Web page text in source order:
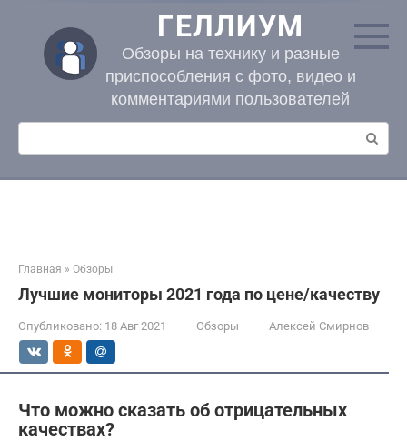
контенту
ГЕЛЛИУМ
Обзоры на технику и разные
приспособления с фото, видео и
комментариями пользователей
Поиск:
Главная » Обзоры
Лучшие мониторы 2021 года по цене/качеству
Опубликовано: 18 Авг 2021 Обзоры Алексей Смирнов
Что можно сказать об отрицательных
качествах?